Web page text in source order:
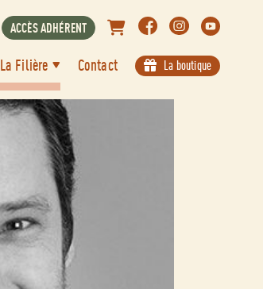
ACCÈS ADHÉRENT
Aller
La Filière Contact La boutique